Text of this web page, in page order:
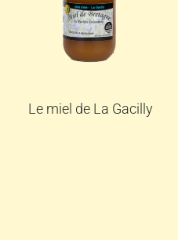
Le miel de La Gacilly